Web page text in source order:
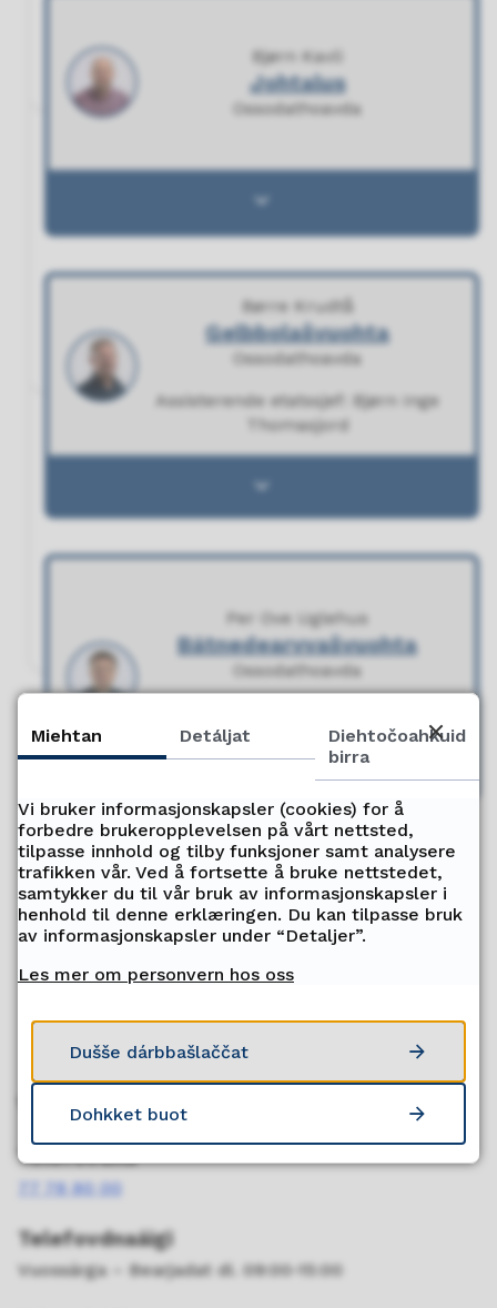
Bjørn Kavli
Johtalus
Ossodathoavda
Johtalus - (Open)
Børre Krudtå
Gelbbolašvuohta
Ossodathoavda
Assisterende etatssjef: Bjørn Inge
Thomasjord
Gelbbolašvuohta - (Open)
Per Ove Uglehus
Bátnedearvvašvuohta
Ossodathoavda
Halvorsen
Gávdnet go dan maid ohcet?
Juo In
Veahkkebálvalus
Telefovdna
77 78 80 00
Telefovdnaáigi
Vuossárga – Bearjadat di. 09:00-15:00
Miehtan Detáljat
Diehtočoahkuid
birra
Vi bruker informasjonskapsler (cookies) for å
forbedre brukeropplevelsen på vårt nettsted,
tilpasse innhold og tilby funksjoner samt analysere
trafikken vår. Ved å fortsette å bruke nettstedet,
samtykker du til vår bruk av informasjonskapsler i
henhold til denne erklæringen. Du kan tilpasse bruk
av informasjonskapsler under “Detaljer”.
Les mer om personvern hos oss
Dušše dárbbašlaččat
Dohkket buot